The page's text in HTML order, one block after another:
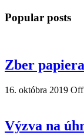
Popular posts
Zber
16. októbra 2019 Off
Výzva na